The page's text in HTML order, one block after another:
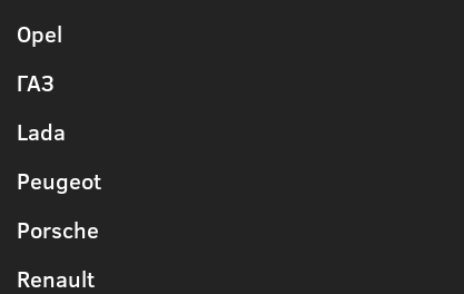
Opel
ГАЗ
Lada
Peugeot
Porsche
Renault